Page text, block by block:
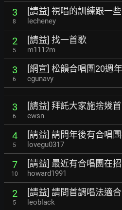
3
8
[請益] 視唱的訓練跟一
lecheney
2
5
[請益] 找一首歌
m1112m
3
6
[網宣] 松韻合唱團20週
cgunavy
3
6
[請益] 拜託大家施捨幾
ewsn
4
5
[請益] 請問年後有合唱
lovegu0317
7
10
[請益] 最近有合唱團在
howard1991
2
5
[請益] 請問首調唱法適
leoblack